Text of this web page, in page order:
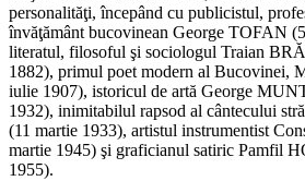
personalităţi, începând cu publicistul,
învăţământ bucovinean George TOFAN
literatul, filosoful şi sociologul Traian
1882), primul poet modern al Bucovinei,
iulie 1907), istoricul de artă George
1932), inimitabilul rapsod al cântecului
(11 martie 1933), artistul instrumentist
martie 1945) şi graficianul satiric Pamfil
1955).